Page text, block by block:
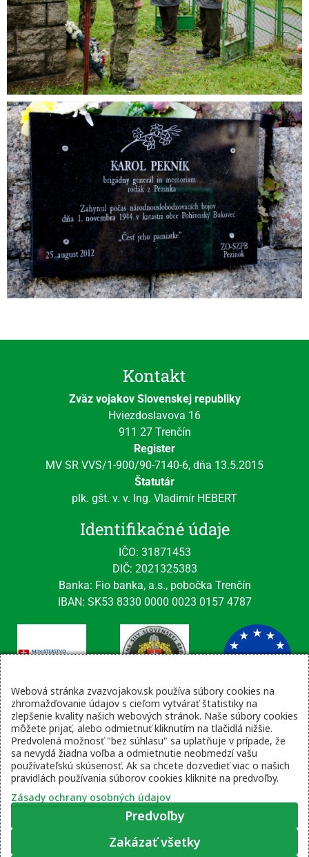
Kontakt
Zväz vojakov Slovenskej republiky
Hviezdoslavova 16
911 27 Trenčín
Register
MV SR VVS/1-900/90-7140-6, dňa 13.5.2015
Štatutár
plk. gšt. v. v. Ing. Vladimír HEBERT
Identifikačné údaje
IČO: 31871453
DIČ: 2021325383
Banka: Fio banka, a.s., pobočka Trenčín
IBAN: SK53 8330 0000 0023 0157 4787
Kontaktné údaje
email: tajomnik@zvsr.sk
telefón: 0908535335
vojenská linka: 0960 333 818
Zásady ochrany osobných údajov
Webová stránka zvazvojakov.sk používa súbory cookies na
zhromažďovanie údajov s cieľom vytvárať štatistiky na
zlepšenie kvality našich webových stránok. Naše súbory cookies
môžete prijať, alebo odmietnuť kliknutím na tlačidlá nižšie.
Predvolená možnosť "bez súhlasu" sa uplatňuje v prípade, že
sa nevydá žiadna voľba a odmietnutie neobmedzí vašu
používateľskú skúsenosť. Ak sa chcete dozvedieť viac o našich
pravidlách používania súborov cookies kliknite na predvoľby.
Zásady ochrany osobných údajov
Predvoľby
Zakázať všetky